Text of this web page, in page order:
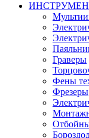
Граверы
Фены
Фрезеры